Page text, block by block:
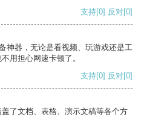
支持[0] 反对[0]
神器，无论是看视频、玩游戏还是工
用担心网速卡顿了。
支持[0] 反对[0]
了文档、表格、演示文稿等各个方